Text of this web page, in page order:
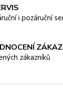
p
u
i pozáruční
zákazníků